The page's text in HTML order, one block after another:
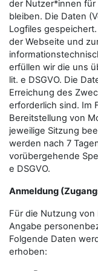
der Nutzer*innen
bleiben. Die Daten
Logfiles
der Webseite und
erfüllen wir die uns
lit. e DSGVO. Die
Erreichung des
erforderlich sind. Im
Bereitstellung von
jeweilige Sitzung
werden nach 7
vorübergehende
e DSGVO.
Anmeldung
Für die Nutzung
Angabe
Folgende Daten
erhoben: